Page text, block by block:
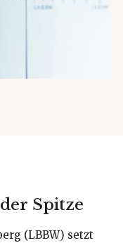
Spitze
(LBBW) setzt